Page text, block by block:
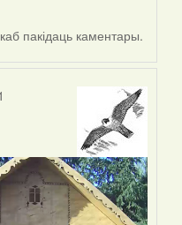
каб пакідаць каментары.